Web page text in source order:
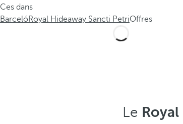
Ces dans
BarcelóRoyal Hideaway Sancti PetriOffres
Le